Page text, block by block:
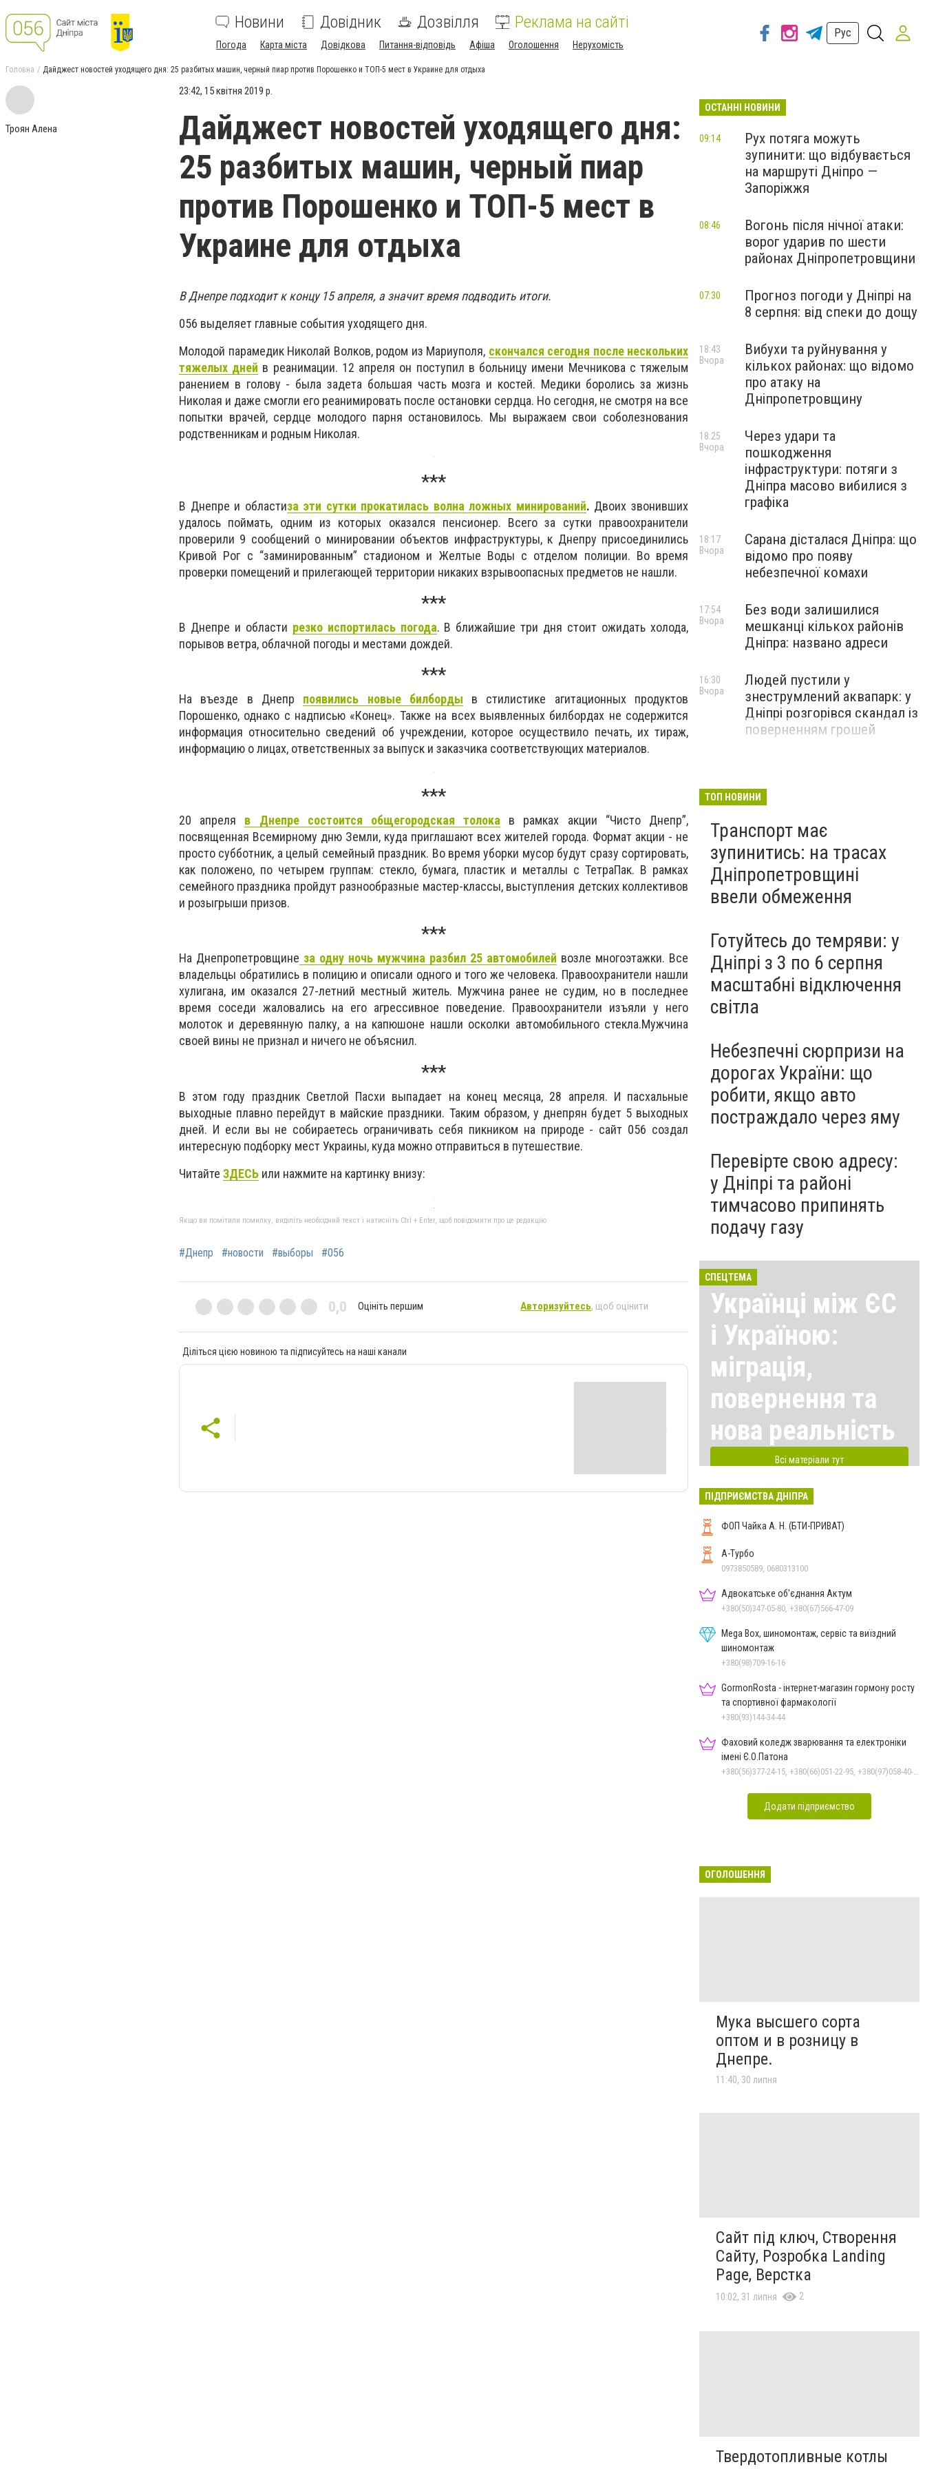
Новини Довідник Дозвілля Реклама на сайті
Погода Карта міста Довідкова Питання-відповідь Афіша Оголошення Нерухомість
Рус
Головна Дайджест новостей уходящего дня: 25 разбитых машин, черный пиар против Порошенко и ТОП-5 мест в Украине для отдыха
Троян Алена
23:42, 15 квітня 2019 р.
Дайджест новостей уходящего дня:
25 разбитых машин, черный пиар
против Порошенко и ТОП-5 мест в
Украине для отдыха
В Днепре подходит к концу 15 апреля, а значит время подводить итоги.
056 выделяет главные события уходящего дня.
Молодой парамедик Николай Волков, родом из Мариуполя, скончался сегодня после нескольких
тяжелых дней в реанимации. 12 апреля он поступил в больницу имени Мечникова с тяжелым
ранением в голову - была задета большая часть мозга и костей. Медики боролись за жизнь
Николая и даже смогли его реанимировать после остановки сердца. Но сегодня, не смотря на все
попытки врачей, сердце молодого парня остановилось. Мы выражаем свои соболезнования
родственникам и родным Николая.
***
В Днепре и областиза эти сутки прокатилась волна ложных минирований. Двоих звонивших
удалось поймать, одним из которых оказался пенсионер. Всего за сутки правоохранители
проверили 9 сообщений о минировании объектов инфраструктуры, к Днепру присоединились
Кривой Рог с “заминированным” стадионом и Желтые Воды с отделом полиции. Во время
проверки помещений и прилегающей территории никаких взрывоопасных предметов не нашли.
***
В Днепре и области резко испортилась погода. В ближайшие три дня стоит ожидать холода,
порывов ветра, облачной погоды и местами дождей.
***
На въезде в Днепр появились новые билборды в стилистике агитационных продуктов
Порошенко, однако с надписью «Конец». Также на всех выявленных билбордах не содержится
информация относительно сведений об учреждении, которое осуществило печать, их тираж,
информацию о лицах, ответственных за выпуск и заказчика соответствующих материалов.
***
20 апреля в Днепре состоится общегородская толока в рамках акции “Чисто Днепр”,
посвященная Всемирному дню Земли, куда приглашают всех жителей города. Формат акции - не
просто субботник, а целый семейный праздник. Во время уборки мусор будут сразу сортировать,
как положено, по четырем группам: стекло, бумага, пластик и металлы с ТетраПак. В рамках
семейного праздника пройдут разнообразные мастер-классы, выступления детских коллективов
и розыгрыши призов.
***
На Днепропетровщине за одну ночь мужчина разбил 25 автомобилей возле многоэтажки. Все
владельцы обратились в полицию и описали одного и того же человека. Правоохранители нашли
хулигана, им оказался 27-летний местный житель. Мужчина ранее не судим, но в последнее
время соседи жаловались на его агрессивное поведение. Правоохранители изъяли у него
молоток и деревянную палку, а на капюшоне нашли осколки автомобильного стекла.Мужчина
своей вины не признал и ничего не объяснил.
***
В этом году праздник Светлой Пасхи выпадает на конец месяца, 28 апреля. И пасхальные
выходные плавно перейдут в майские праздники. Таким образом, у днепрян будет 5 выходных
дней. И если вы не собираетесь ограничивать себя пикником на природе - сайт 056 создал
интересную подборку мест Украины, куда можно отправиться в путешествие.
Читайте ЗДЕСЬ или нажмите на картинку внизу:
Якщо ви помітили помилку, виділіть необхідний текст і натисніть Ctrl + Enter, щоб повідомити про це редакцію
#Днепр #новости #выборы #056
0,0 Оцініть першим Авторизуйтесь, щоб оцінити
Діліться цією новиною та підписуйтесь на наші канали
ОСТАННІ НОВИНИ
Рух потяга можуть
зупинити: що відбувається
на маршруті Дніпро —
Запоріжжя
09:14
Вогонь після нічної атаки:
ворог ударив по шести
районах Дніпропетровщини
08:46
Прогноз погоди у Дніпрі на
8 серпня: від спеки до дощу
07:30
Вибухи та руйнування у
кількох районах: що відомо
про атаку на
Дніпропетровщину
18:43
Вчора
Через удари та
пошкодження
інфраструктури: потяги з
Дніпра масово вибилися з
графіка
18:25
Вчора
Сарана дісталася Дніпра: що
відомо про появу
небезпечної комахи
18:17
Вчора
Без води залишилися
мешканці кількох районів
Дніпра: названо адреси
17:54
Вчора
Людей пустили у
знеструмлений аквапарк: у
Дніпрі розгорівся скандал із
поверненням грошей
16:30
Вчора
ТОП НОВИНИ
Транспорт має
зупинитись: на трасах
Дніпропетровщині
ввели обмеження
Готуйтесь до темряви: у
Дніпрі з 3 по 6 серпня
масштабні відключення
світла
Небезпечні сюрпризи на
дорогах України: що
робити, якщо авто
постраждало через яму
Перевірте свою адресу:
у Дніпрі та районі
тимчасово припинять
подачу газу
СПЕЦТЕМА
Українці між ЄС
і Україною:
міграція,
повернення та
нова реальність
Всі матеріали тут
ПІДПРИЄМСТВА ДНІПРА
ФОП Чайка А. Н. (БТИ-ПРИВАТ)
А-Турбо
0973850589, 0680313100
Адвокатське об'єднання Актум
+380(50)347-05-80, +380(67)566-47-09
Mega Box, шиномонтаж, сервіс та виїздний
шиномонтаж
+380(98)709-16-16
GormonRosta - інтернет-магазин гормону росту
та спортивної фармакології
+380(93)144-34-44
Фаховий коледж зварювання та електроніки
імені Є.О.Патона
Додати підприємство
ОГОЛОШЕННЯ
Мука высшего сорта
оптом и в розницу в
Днепре.
11:40, 30 липня
Сайт під ключ, Створення
Сайту, Розробка Landing
Page, Верстка
10:02, 31 липня 2
Твердотопливные котлы